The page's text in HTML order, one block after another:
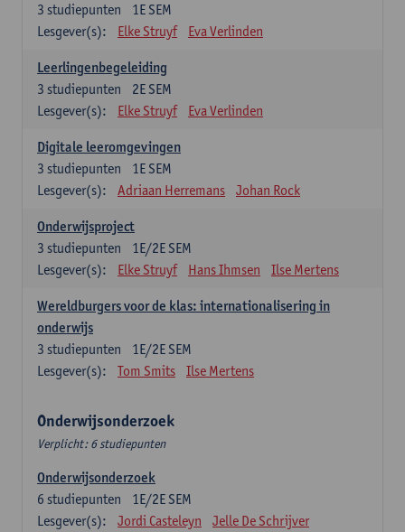
1E SEM
3 studiepunten
Lesgever(s):
Elke Struyf Eva Verlinden
Leerlingenbegeleiding
2E SEM
3 studiepunten
Lesgever(s):
Elke Struyf Eva Verlinden
Digitale leeromgevingen
1E SEM
3 studiepunten
Lesgever(s):
Adriaan Herremans Johan Rock
Onderwijsproject
1E/2E SEM
3 studiepunten
Lesgever(s):
Elke Struyf Hans Ihmsen Ilse Mertens
Wereldburgers voor de klas: internationalisering in
onderwijs
1E/2E SEM
3 studiepunten
Lesgever(s):
Tom Smits Ilse Mertens
Onderwijsonderzoek
Verplicht: 6 studiepunten
Onderwijsonderzoek
1E/2E SEM
6 studiepunten
Lesgever(s):
Jordi Casteleyn Jelle De Schrijver